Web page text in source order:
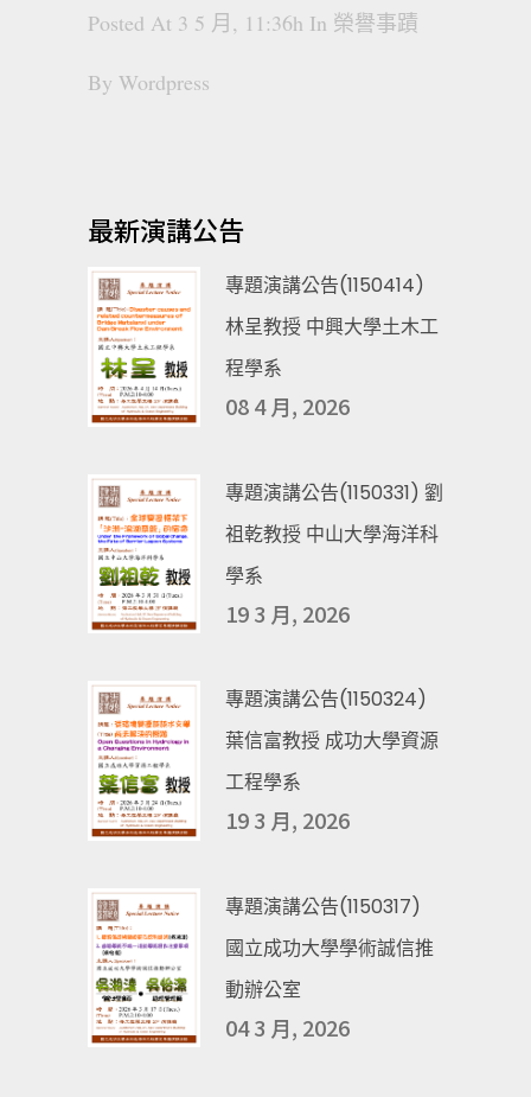
Posted At 3 5 月, 11:36h In 榮譽事蹟
By Wordpress
最新演講公告
專題演講公告(1150414)
林呈教授 中興大學土木工
程學系
08 4 月, 2026
專題演講公告(1150331) 劉
祖乾教授 中山大學海洋科
學系
19 3 月, 2026
專題演講公告(1150324)
葉信富教授 成功大學資源
工程學系
19 3 月, 2026
專題演講公告(1150317)
國立成功大學學術誠信推
動辦公室
04 3 月, 2026